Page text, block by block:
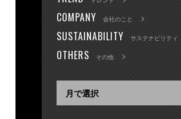
COMPANY 会社のこと
SUSTAINABILITY サステナビリティ
OTHERS その他